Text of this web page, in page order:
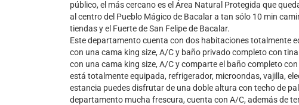
público, el más cercano es el Área Natural Protegida que
al centro del Pueblo Mágico de Bacalar a tan sólo 10 min
tiendas y el Fuerte de San Felipe de Bacalar.
Este departamento cuenta con dos habitaciones totalmente
con una cama king size, A/C y baño privado completo con
con una cama king size, A/C y comparte el baño completo
está totalmente equipada, refrigerador, microondas, vajilla,
estancia puedes disfrutar de una doble altura con techo de
departamento mucha frescura, cuenta con A/C, además de